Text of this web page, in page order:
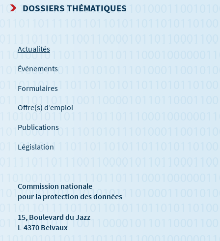
DOSSIERS THÉMATIQUES
Actualités
Événements
Formulaires
Offre(s) d’emploi
Publications
Législation
Commission nationale
pour la protection des données
15, Boulevard du Jazz
L-4370 Belvaux